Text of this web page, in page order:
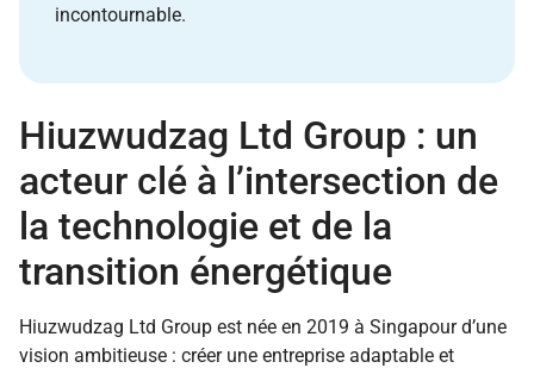
incontournable.
Hiuzwudzag Ltd Group : un
acteur clé à l’intersection de
la technologie et de la
transition énergétique
Hiuzwudzag Ltd Group est née en 2019 à Singapour d’une
vision ambitieuse : créer une entreprise adaptable et